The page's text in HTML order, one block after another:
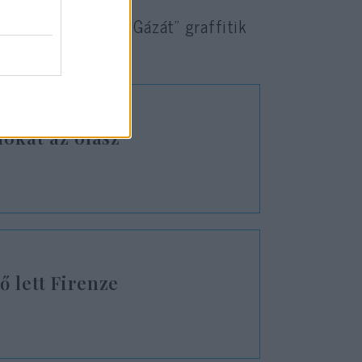
és a „szabad Gázát” graffitik
az olasz
lett Firenze